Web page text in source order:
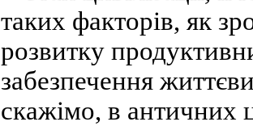
таких факторів, як
розвитку
забезпечення
скажімо, в античних